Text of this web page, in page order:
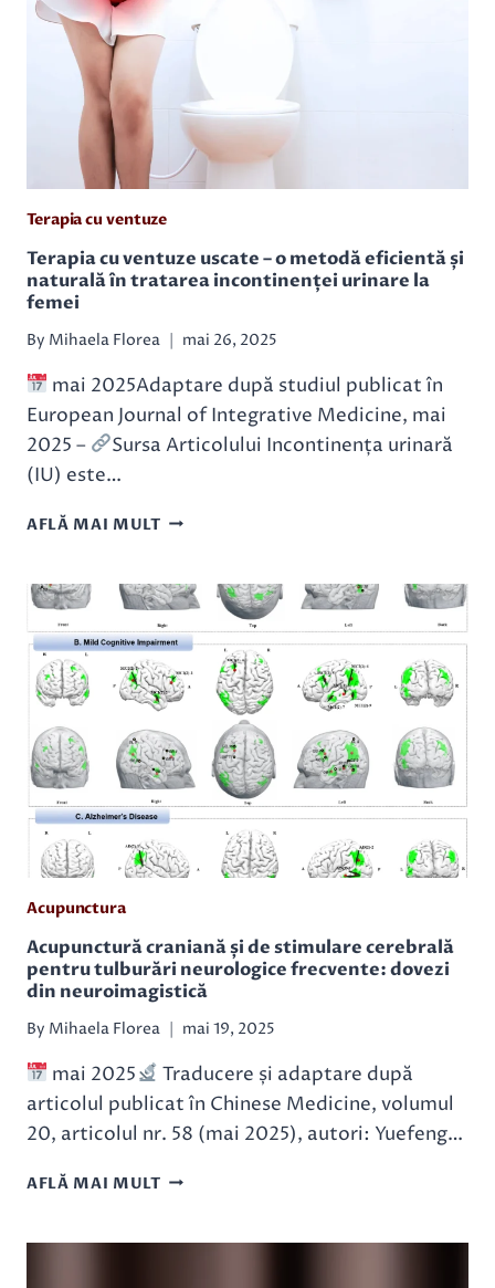
Terapia cu ventuze
Terapia cu ventuze uscate – o metodă eficientă și
naturală în tratarea incontinenței urinare la
femei
By Mihaela Florea mai 26, 2025
mai 2025Adaptare după studiul publicat în
European Journal of Integrative Medicine, mai
2025 –
Sursa Articolului Incontinența urinară
(IU) este…
AFLĂ MAI MULTTERAPIA
USCATE
–
O
METODĂ
EFICIENTĂ
ȘI
NATURALĂ
ÎN
TRATAREA
INCONTINENȚEI
URINARE
LA
FEMEI
Acupunctura
Acupunctură craniană și de stimulare cerebrală
pentru tulburări neurologice frecvente: dovezi
din neuroimagistică
By Mihaela Florea mai 19, 2025
mai 2025
Traducere și adaptare după
articolul publicat în Chinese Medicine, volumul
20, articolul nr. 58 (mai 2025), autori: Yuefeng…
AFLĂ MAI MULTACUPUNCTURĂ
DE